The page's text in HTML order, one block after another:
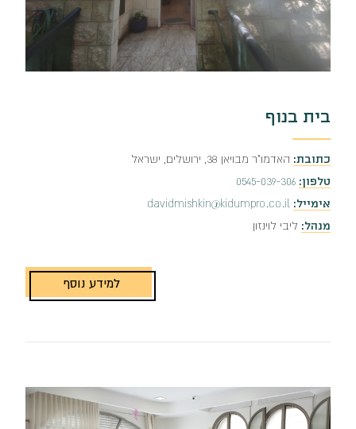
בית בנוף
כתובת: האדמו"ר מבויאן 38, ירושלים, ישראל
טלפון: 0545-039-306
אימייל: davidmishkin@kidumpro.co.il
מנהל: ליבי לוינזון
למידע נוסף